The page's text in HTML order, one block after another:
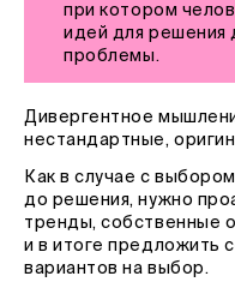
при котором
идей для решения
проблемы.
Дивергентное
нестандартные,
Как в случае с
до решения, нужно
тренды, собственные
и в итоге предложить
вариантов на выбор.